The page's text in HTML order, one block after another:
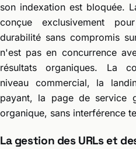
son indexation est bloquée.
conçue exclusivement
durabilité sans compromis
n'est pas en concurrence
résultats organiques. La
niveau commercial, la
payant, la page de service
organique, sans interférence
La gestion des URLs et